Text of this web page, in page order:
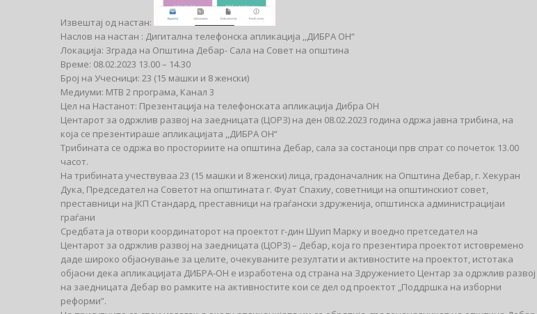
Извештај од настан:
Наслов на настан : Дигитална телефонска апликација ,,ДИБРА ОН“
Локација: Зграда на Општина Дебар- Сала на Совет на општина
Време: 08.02.2023 13.00 – 14.30
Број на Учесници: 23 (15 машки и 8 женски)
Медиуми: МТВ 2 програма, Канал 3
Цел на Настанот: Презентација на телефонската апликација Дибра ОН
Центарот за одржлив развој на заедницата (ЦОРЗ) на ден 08.02.2023 година одржа јавна трибина, на
која се презентираше апликацијата ,,ДИБРА ОН“
Трибината се одржа во просториите на општина Дебар, сала за состаноци прв спрат со почеток 13.00
часот.
На трибината учествуваа 23 (15 машки и 8 женски) лица, градоначалник на Општина Дебар, г. Хекуран
Дука, Председател на Советот на општината г. Фуат Спахиу, советници на општинскиот совет,
преставници на ЈКП Стандард, преставници на граѓански здруженија, општинска администрацијаи
граѓани
Средбата ја отвори координаторот на проектот г-дин Шуип Марку и воедно претседател на
Центарот за одржлив развој на заедницата (ЦОРЗ) – Дебар, која го презентира проектот истовремено
даде широко објаснување за целите, очекуваните резултати и активностите на проектот, истотака
објасни дека апликацијата ДИБРА-ОН е изработена од страна на Здружението Центар за одржлив развој
на заедницата Дебар во рамките на активностите кои се дел од проектот „Поддршка на изборни
реформи”.